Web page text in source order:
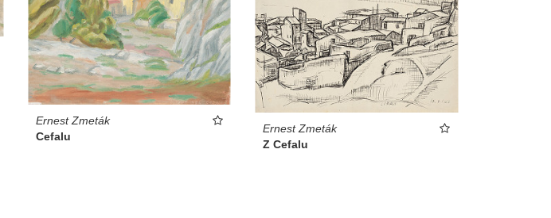
Ernest Zmeták
Cefalu
Ernest Zmeták
Z Cefalu